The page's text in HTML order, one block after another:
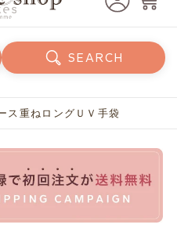
SEARCH
ス重ねロングＵＶ手袋